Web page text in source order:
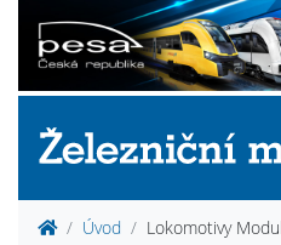
Úvod Lokomotivy